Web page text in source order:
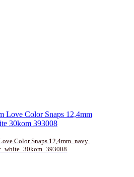
Color Snaps 12,4mm_navy